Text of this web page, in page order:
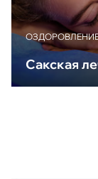
Сакская